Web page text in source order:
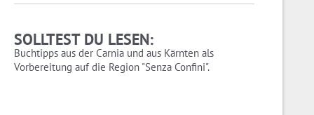
SOLLTEST DU LESEN:
Buchtipps aus der Carnia und aus Kärnten als
Vorbereitung auf die Region "Senza Confini".